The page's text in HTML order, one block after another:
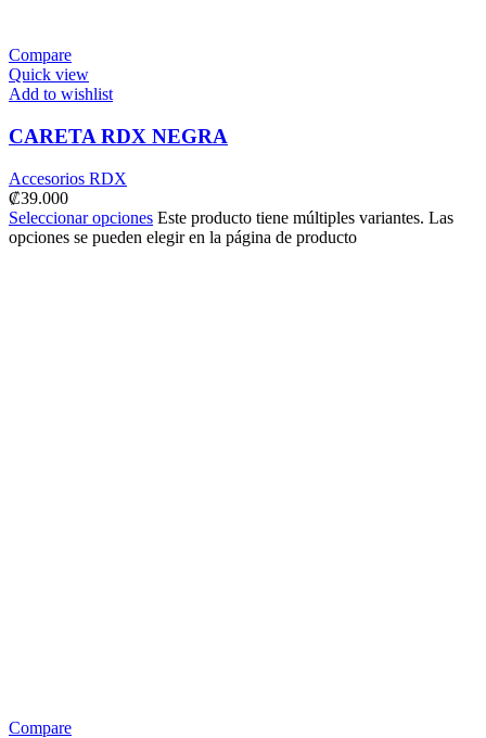
Compare
Quick view
Add to wishlist
CARETA RDX NEGRA
Accesorios RDX
₡39.000
Seleccionar opciones Este producto tiene múltiples variantes. Las
opciones se pueden elegir en la página de producto
Compare